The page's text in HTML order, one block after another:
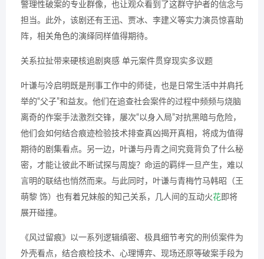
警理性破案的专业群像，也让观众看到了这群守护者的信念与
担当。此外，该剧还有王迅、贾冰、李建义等实力演员惊喜助
阵，相关角色的演绎同样值得期待。
关系拉扯带来硬核追剧爽感 单元案件贯穿现实多议题
叶谦与冷启明既是刑事工作中的师徒，也是日常生活中并肩托
举的“父子”和益友。他们在追查社会案件的过程中频频与烧脑
离奇的作案手法激烈交锋，屡次“以身入局”对抗黑暗与危险，
他们会如何结合痕迹检验技术排查真凶揭开真相，将成为值得
期待的剧集看点。另一边，叶谦与丹青之间究竟背负了什么秘
密，才能让彼此不断试探与周旋？命运的羁绊一旦产生，难以
言明的联结也悄然而来。与此同时，叶谦与青梅竹马韩昭（王
萌黎 饰）也有着兄妹般的知己关系，几人间的互动火花即将
展开碰撞。
《风过留痕》以一系列逻辑缜密、极具细节考究的刑侦案件为
外壳看点，结合痕检技术、心理博弈、现场还原等破案手段为